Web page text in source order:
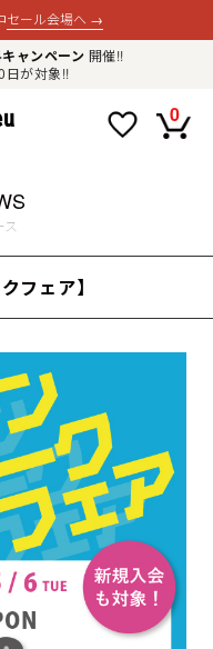
セール会場へ →
ャンペーン 開催!!
日が対象!!
0
グイン
フェア】